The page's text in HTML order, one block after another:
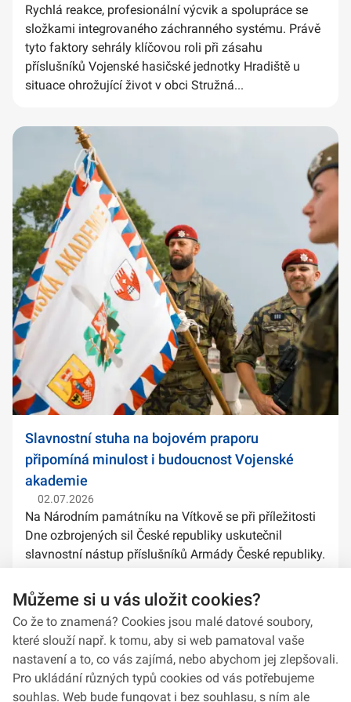
Rychlá reakce, profesionální výcvik a spolupráce se
složkami integrovaného záchranného systému. Právě
tyto faktory sehrály klíčovou roli při zásahu
příslušníků Vojenské hasičské jednotky Hradiště u
situace ohrožující život v obci Stružná...
Slavnostní stuha na bojovém praporu
připomíná minulost i budoucnost Vojenské
akademie
02.07.2026
Na Národním památníku na Vítkově se při příležitosti
Dne ozbrojených sil České republiky uskutečnil
slavnostní nástup příslušníků Armády České republiky.
stuh na bojové prapory vybranýc...
Můžeme si u vás uložit cookies?
Co že to znamená? Cookies jsou malé datové soubory,
které slouží např. k tomu, aby si web pamatoval vaše
nastavení a to, co vás zajímá, nebo abychom jej zlepšovali.
Pro ukládání různých typů cookies od vás potřebujeme
souhlas. Web bude fungovat i bez souhlasu, s ním ale